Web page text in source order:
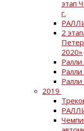
этап
г.
2
2020»
2019